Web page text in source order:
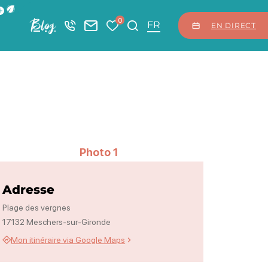
la barre de navigation du mode éco
Blog +33 5 46 08 21 00
Nous contacter
Mes favoris
0 Je recherche
FR EN DIRECT
Photo 1
Adresse
Plage des vergnes
17132 Meschers-sur-Gironde
Mon itinéraire via Google Maps